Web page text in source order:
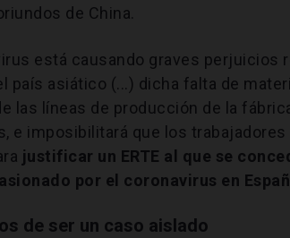
de China.
está causando graves perjuicios
país asiático (...) dicha falta de
las líneas de producción de la
e imposibilitará que los
justificar un ERTE al que se
por el coronavirus en
de ser un caso aislado